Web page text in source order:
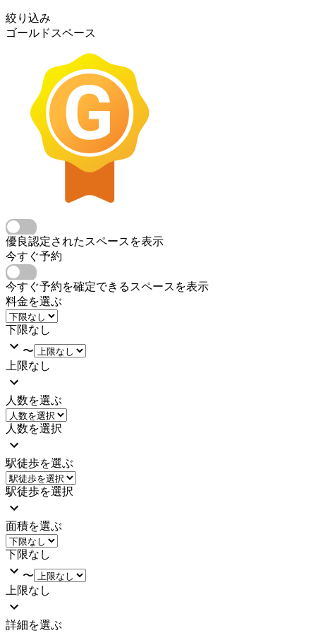
絞り込み
ゴールドスペース
優良認定されたスペースを表示
今すぐ予約
今すぐ予約を確定できるスペースを表示
料金を選ぶ
下限なし
〜
上限なし
人数を選ぶ
人数を選択
駅徒歩を選ぶ
駅徒歩を選択
面積を選ぶ
下限なし
〜
上限なし
詳細を選ぶ